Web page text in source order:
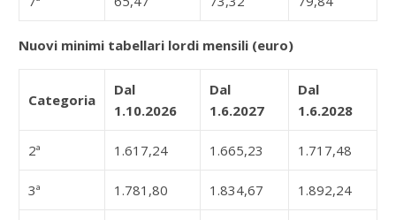
Nuovi minimi tabellari lordi mensili (euro)
Categoria
Dal
1.10.2026
Dal
1.6.2027
Dal
1.6.2028
2ª 1.617,24 1.665,23 1.717,48
3ª 1.781,80 1.834,67 1.892,24